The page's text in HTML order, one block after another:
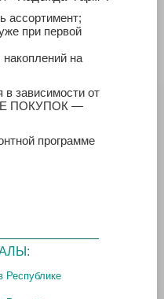
ассортимент;
при первой
на
в зависимости от
ПОКУПОК —
программе
Республике